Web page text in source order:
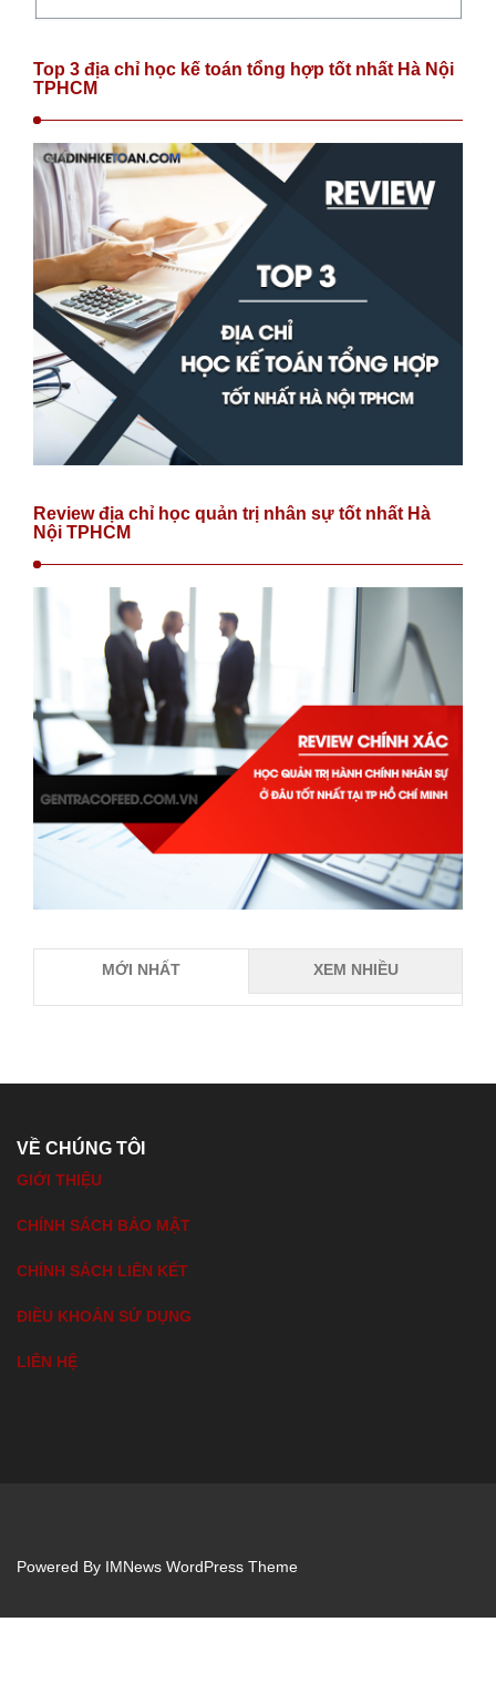
Top 3 địa chỉ học kế toán tổng hợp tốt nhất Hà Nội
TPHCM
Review địa chỉ học quản trị nhân sự tốt nhất Hà
Nội TPHCM
MỚI NHẤT XEM NHIỀU
VỀ CHÚNG TÔI
GIỚI THIỆU
CHÍNH SÁCH BẢO MẬT
CHÍNH SÁCH LIÊN KẾT
ĐIỀU KHOẢN SỬ DỤNG
LIÊN HỆ
Powered By IMNews WordPress Theme